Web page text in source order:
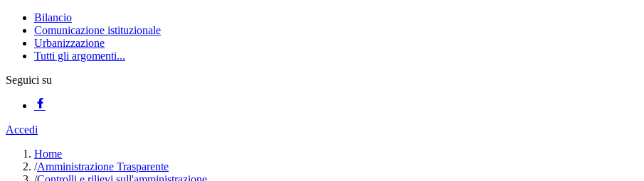
Bilancio
Comunicazione istituzionale
Urbanizzazione
Tutti gli argomenti...
Seguici su
Accedi
Home
/Amministrazione Trasparente